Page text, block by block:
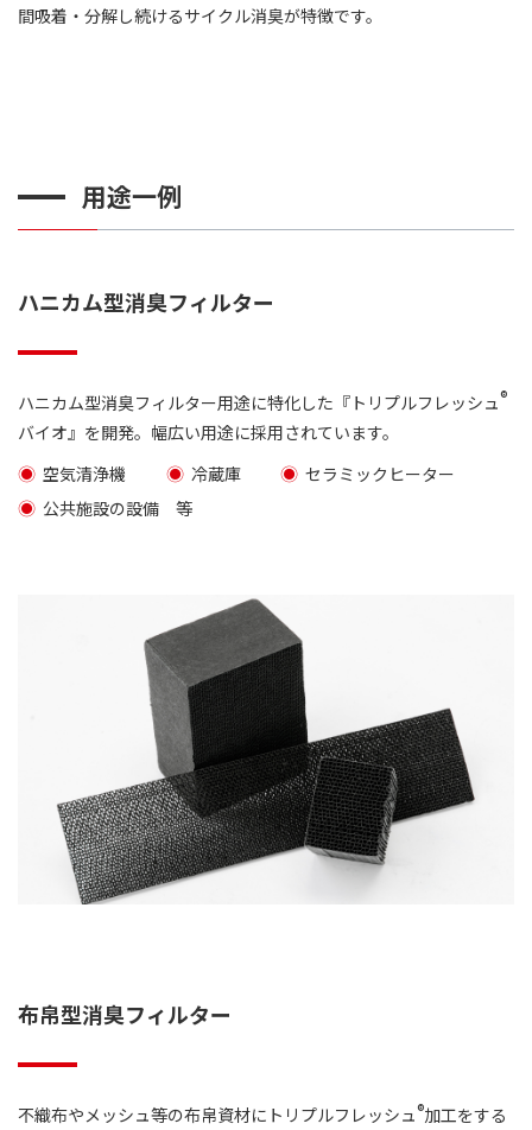
間吸着・分解し続けるサイクル消臭が特徴です。
用途一例
ハニカム型消臭フィルター
ハニカム型消臭フィルター用途に特化した『トリプルフレッシュ®
バイオ』を開発。幅広い用途に採用されています。
空気清浄機
冷蔵庫
セラミックヒーター
公共施設の設備
布帛型消臭フィルター
不織布やメッシュ等の布帛資材にトリプルフレッシュ®加工をする